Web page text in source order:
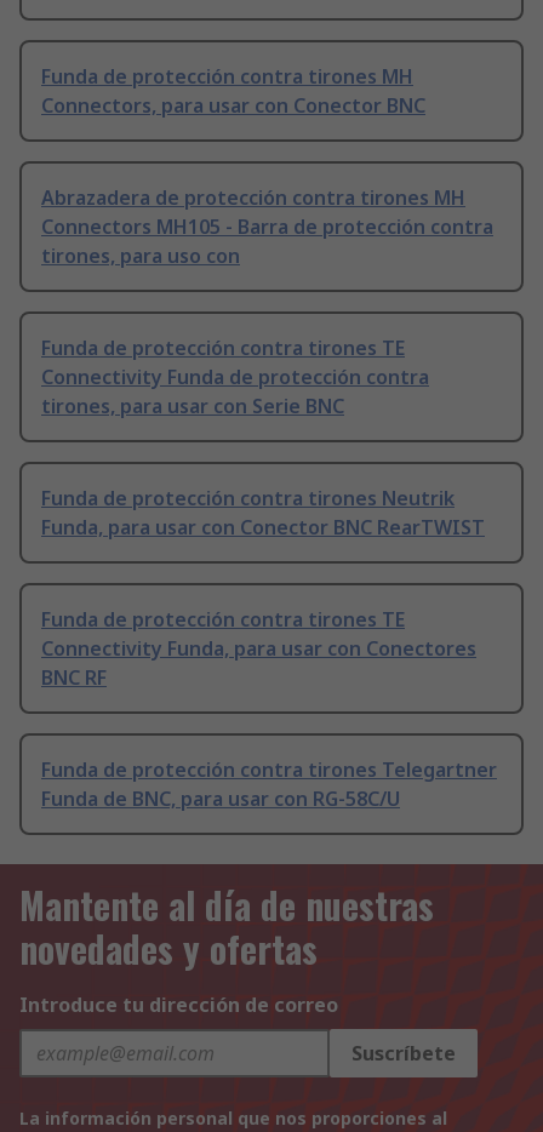
Funda de protección contra tirones MH
Connectors, para usar con Conector BNC
Abrazadera de protección contra tirones MH
Connectors MH105 - Barra de protección contra
tirones, para uso con
Funda de protección contra tirones TE
Connectivity Funda de protección contra
tirones, para usar con Serie BNC
Funda de protección contra tirones Neutrik
Funda, para usar con Conector BNC RearTWIST
Funda de protección contra tirones TE
Connectivity Funda, para usar con Conectores
BNC RF
Funda de protección contra tirones Telegartner
Funda de BNC, para usar con RG-58C/U
Mantente al día de nuestras
novedades y ofertas
Introduce tu dirección de correo
Suscríbete
La información personal que nos proporciones al